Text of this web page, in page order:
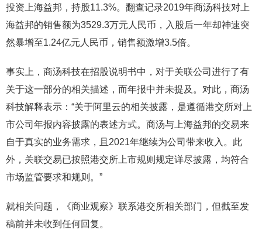
投资上海益邦，持股11.3%。翻查记录2019年商汤科技对上
海益邦的销售额为3529.3万元人民币，入股后一年却神速突
然暴增至1.24亿元人民币，销售额激增3.5倍。
事实上，商汤科技在招股说明书中，对于关联公司进行了有
关于这一部分的相关描述，而年报中并未提及。对此，商汤
科技解释表示：“关于阿里云的相关披露，是遵循港交所对上
市公司年报内容披露的表述方式。商汤与上海益邦的交易来
自于真实的业务需求，且2021年继续为公司带来收入。此
外，关联交易已按照港交所上市规则规定详尽披露，均符合
市场监管要求和规则。”
就相关问题，《商业观察》联系港交所相关部门，但截至发
稿前并未收到任何回复。